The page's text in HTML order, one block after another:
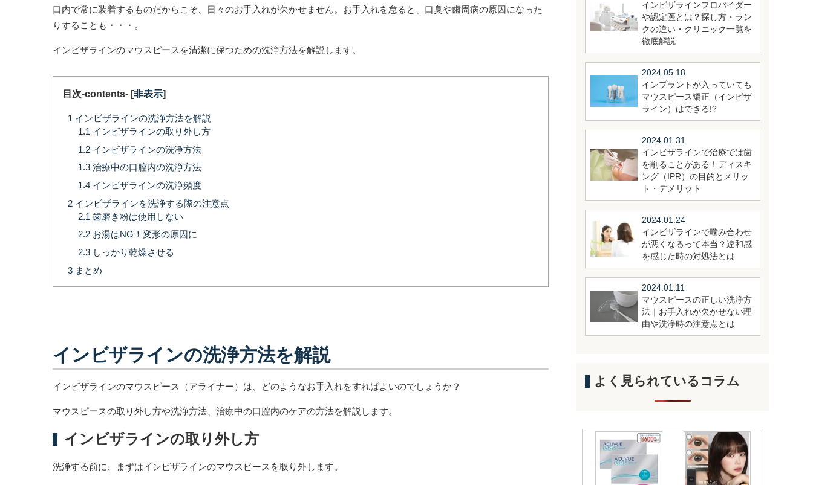
口内で常に装着するものだからこそ、日々のお手入れが欠かせません。お手入れを怠ると、口臭や歯周病の原因になった
りすることも・・・。
インビザラインのマウスピースを清潔に保つための洗浄方法を解説します。
目次-contents- [非表示]
1 インビザラインの洗浄方法を解説
1.1インビザラインの取り外し方
1.2インビザラインの洗浄方法
1.3治療中の口腔内の洗浄方法
1.4インビザラインの洗浄頻度
2 インビザラインを洗浄する際の注意点
2.1 歯磨き粉は使用しない
2.2お湯はNG！変形の原因に
2.3しっかり乾燥させる
3 まとめ
インビザラインの洗浄方法を解説
インビザラインのマウスピース（アライナー）は、どのようなお手入れをすればよいのでしょうか？
マウスピースの取り外し方や洗浄方法、治療中の口腔内のケアの方法を解説します。
インビザラインの取り外し方
洗浄する前に、まずはインビザラインのマウスピースを取り外します。
インビザラインプロバイダー
や認定医とは？探し方・ラン
クの違い・クリニック一覧を
徹底解説
2024.05.18
インプラントが入っていても
マウスピース矯正（インビザ
ライン）はできる!?
2024.01.31
インビザラインで治療では歯
を削ることがある！ディスキ
ング（IPR）の目的とメリッ
ト・デメリット
2024.01.24
インビザラインで噛み合わせ
が悪くなるって本当？違和感
を感じた時の対処法とは
2024.01.11
マウスピースの正しい洗浄方
法｜お手入れが欠かせない理
由や洗浄時の注意点とは
よく見られているコラム